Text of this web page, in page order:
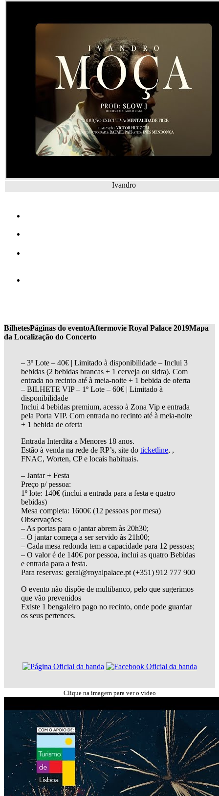
Ivandro
BilhetesPáginas do eventoAftermovie Royal Palace 2019Mapa
da Localização do Concerto
– 3º Lote – 40€ | Limitado à disponibilidade – Inclui 3
bebidas (2 bebidas brancas + 1 cerveja ou sidra). Com
entrada no recinto até à meia-noite + 1 bebida de oferta
– BILHETE VIP – 1º Lote – 60€ | Limitado à
disponibilidade
Inclui 4 bebidas premium, acesso à Zona Vip e entrada
pela Porta VIP. Com entrada no recinto até à meia-noite
+ 1 bebida de oferta
Entrada Interdita a Menores 18 anos.
Estão à venda na rede de RP’s, site do ticketline, ,
FNAC, Worten, CP e locais habituais.
– Jantar + Festa
Preço p/ pessoa:
1º lote: 140€ (inclui a entrada para a festa e quatro
bebidas)
Mesa completa: 1600€ (12 pessoas por mesa)
Observações:
– As portas para o jantar abrem às 20h30;
– O jantar começa a ser servido às 21h00;
– Cada mesa redonda tem a capacidade para 12 pessoas;
– O valor é de 140€ por pessoa, inclui as quatro Bebidas
e entrada para a festa.
Para reservas: geral@royalpalace.pt (+351) 912 777 900
O evento não dispõe de multibanco, pelo que sugerimos
que vão prevenidos
Existe 1 bengaleiro pago no recinto, onde pode guardar
os seus pertences.
Clique na imagem para ver o vídeo